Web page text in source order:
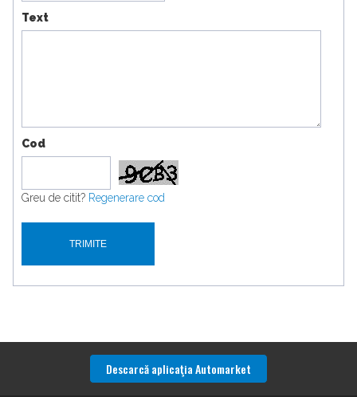
Text
Cod
Greu de citit? Regenerare cod
Descarcă aplicaţia Automarket